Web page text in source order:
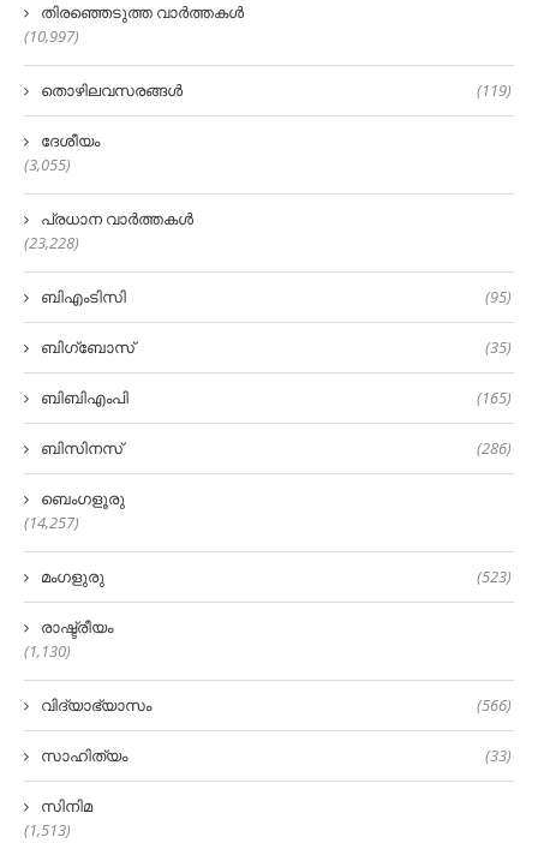
തിരഞ്ഞെടുത്ത വാർത്തകൾ
(10,997)
തൊഴിലവസരങ്ങൾ (119)
ദേശീയം
(3,055)
പ്രധാന വാർത്തകൾ
(23,228)
ബിഎംടിസി (95)
ബിഗ്‌ബോസ് (35)
ബിബിഎംപി (165)
ബിസിനസ് (286)
ബെംഗളൂരു
(14,257)
മംഗളുരു (523)
രാഷ്ട്രീയം
(1,130)
വിദ്യാഭ്യാസം (566)
സാഹിത്യം (33)
സിനിമ
(1,513)